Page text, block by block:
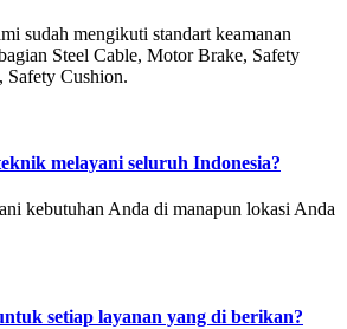
sudah mengikuti standart keamanan
Steel Cable, Motor Brake, Safety
Safety Cushion.
melayani seluruh Indonesia?
kebutuhan Anda di manapun lokasi Anda
setiap layanan yang di berikan?